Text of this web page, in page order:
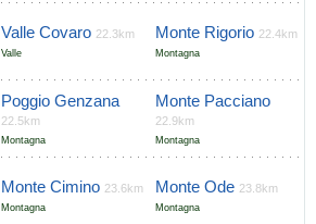
Valle Covaro 22.3km
Valle
Monte Rigorio 22.4km
Montagna
Poggio Genzana
22.5km
Montagna
Monte Pacciano
22.9km
Montagna
Monte Cimino 23.6km
Montagna
Monte Ode 23.8km
Montagna